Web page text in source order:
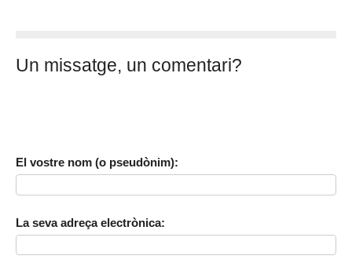
Un missatge, un comentari?
El vostre nom (o pseudònim):
La seva adreça electrònica: